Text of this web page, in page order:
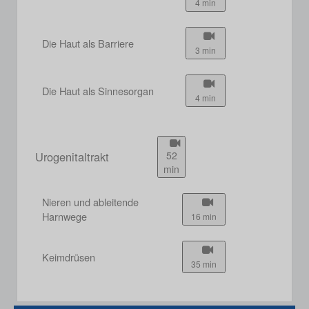
Die Haut als Barriere 3 min
Die Haut als Sinnesorgan 4 min
Urogenitaltrakt
52
min
Nieren und ableitende
Harnwege
16 min
Keimdrüsen 35 min